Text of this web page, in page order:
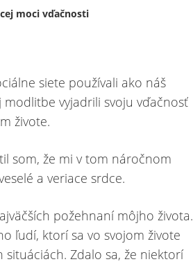
moci vďačnosti
siete používali ako náš
vyjadrili svoju vďačnosť
živote.
som, že mi v tom náročnom
a veriace srdce.
požehnaní môjho života.
ľudí, ktorí sa vo svojom živote
Zdalo sa, že niektorí